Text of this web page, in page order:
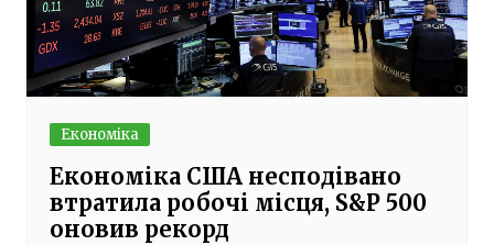
Економіка
Економіка США несподівано
втратила робочі місця, S&P 500
оновив рекорд